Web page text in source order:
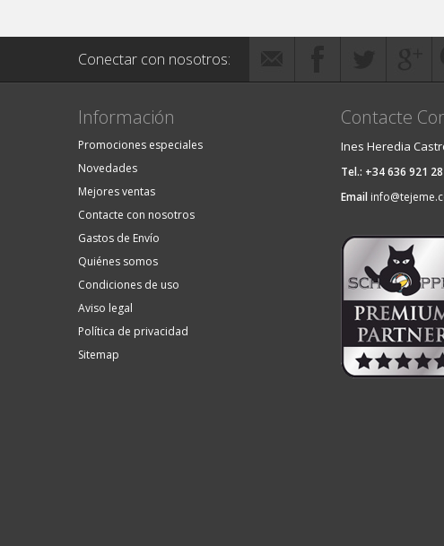
Conectar con nosotros:
Información
Promociones especiales
Novedades
Mejores ventas
Contacte con nosotros
Gastos de Envío
Quiénes somos
Condiciones de uso
Aviso legal
Política de privacidad
Sitemap
Contacte
Ines Heredia
Tel.: +34 636 921
Email